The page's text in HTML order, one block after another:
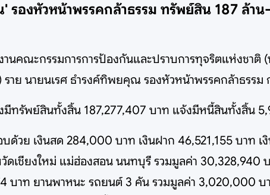
องหัวหน้าพรรคกล้าธรรม ทรัพย์สิน 187 ล้า
งานคณะกรรมการการป้องกันและปราบการทุจริตแห่งช
าย นายนเรศ ธำรงค์ทิพยคุณ รองหัวหน้าพรรคกล้าธรร
ทรัพย์สินทั้งสิ้น 187,277,407 บาท แจ้งมีหนี้สินทั้งสิ้น
วย เงินสด 284,000 บาท เงินฝาก 46,521,155 บาท เ
ชียงใหม่ แม่ฮ่องสอน นนทบุรี รวมมูลค่า 30,328,940 บ
บาท ยานพาหนะ รถยนต์ 3 คัน รวมมูลค่า 3,020,000